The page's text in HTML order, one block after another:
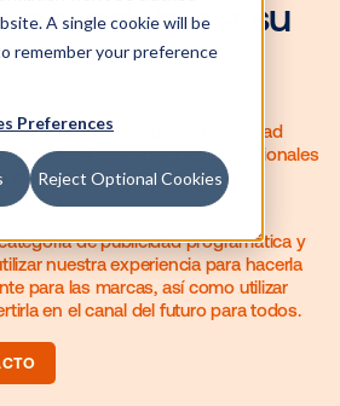
A single cookie will be
remember your preference
Preferences
Reject Optional Cookies
innovadoras a
OOH) es útil tanto para los
los ciudadanos.
la categoría de publicidad
utilizar nuestra experiencia para